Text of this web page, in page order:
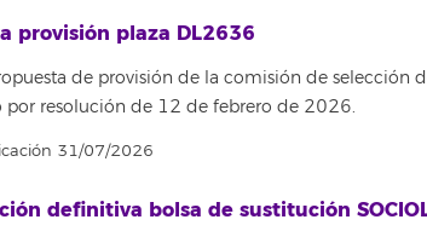
provisión plaza DL2636
de provisión de la comisión de selección
por resolución de 12 de febrero de 2026.
31/07/2026
definitiva bolsa de sustitución